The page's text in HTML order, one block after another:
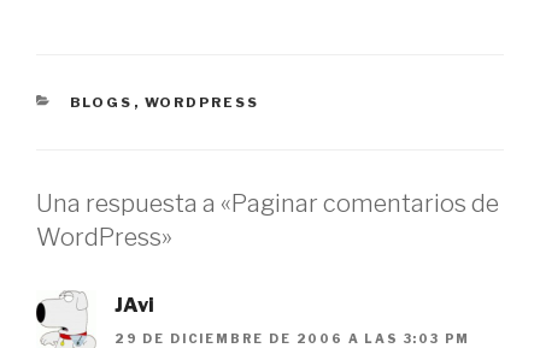
CATEGORÍAS
BLOGS , WORDPRESS
Una respuesta a «Paginar comentarios de
WordPress»
JAvi
29 DE DICIEMBRE DE 2006 A LAS 3:03 PM